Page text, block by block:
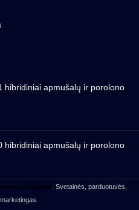
hibridiniai apmušalų ir porolono
hibridiniai apmušalų ir porolono
partizanai. Svetainės, parduotuvės,